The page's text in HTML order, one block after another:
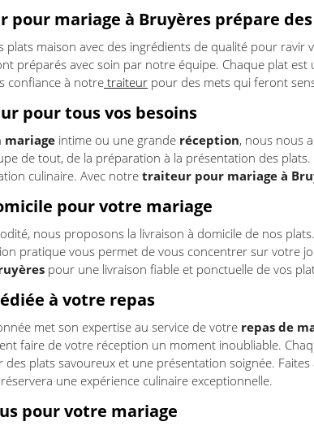
mariage à Bruyères prépare
plats maison avec des ingrédients de qualité pour ravir
préparés avec soin par notre équipe. Chaque plat
confiance à notre traiteur pour des mets qui feront
pour tous vos besoins
mariage intime ou une grande réception, nous nous
de tout, de la préparation à la présentation des
culinaire. Avec notre traiteur pour mariage à
pour votre mariage
nous proposons la livraison à domicile de nos
pratique vous permet de vous concentrer sur votre
pour une livraison fiable et ponctuelle de vos
à votre repas
met son expertise au service de votre repas de
faire de votre réception un moment inoubliable.
plats savoureux et une présentation soignée.
une expérience culinaire exceptionnelle.
pour votre mariage